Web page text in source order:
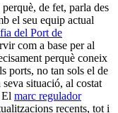
de fet, parla des
el seu equip actual
del Port de
com a base per al
perquè coneix
ports, no tan sols el de
situació, al costat
marc regulador
recents, tot i